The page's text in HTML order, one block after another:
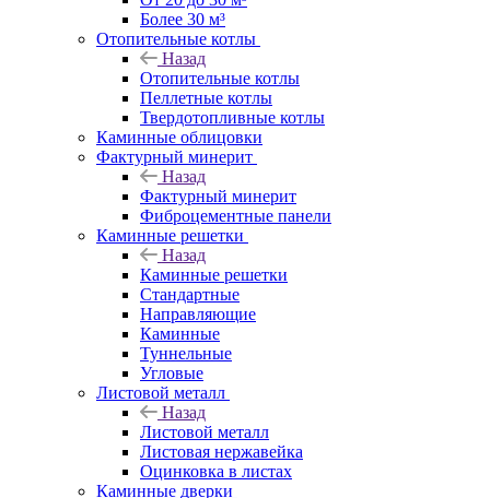
Более 30 м³
Отопительные котлы
Назад
Отопительные котлы
Пеллетные котлы
Твердотопливные котлы
Каминные облицовки
Фактурный минерит
Назад
Фактурный минерит
Фиброцементные панели
Каминные решетки
Назад
Каминные решетки
Стандартные
Направляющие
Каминные
Туннельные
Угловые
Листовой металл
Назад
Листовой металл
Листовая нержавейка
Оцинковка в листах
Каминные дверки